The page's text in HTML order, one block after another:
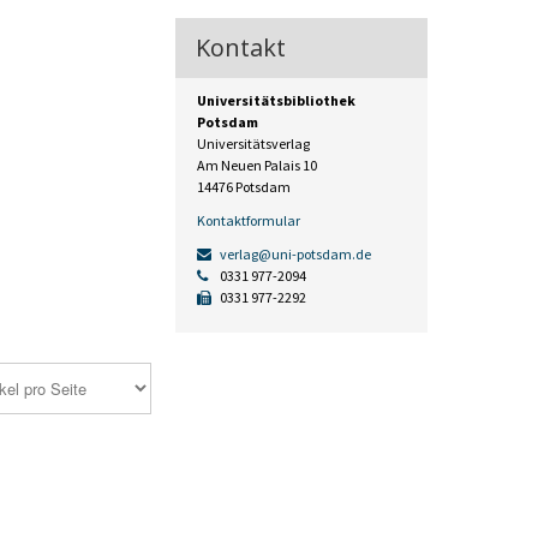
Kontakt
Universitätsbibliothek
Potsdam
Universitätsverlag
Am Neuen Palais 10
14476 Potsdam
Kontaktformular
verlag@uni-potsdam.de
0331 977-2094
0331 977-2292